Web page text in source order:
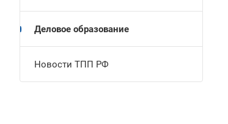
Деловое образование
Новости ТПП РФ